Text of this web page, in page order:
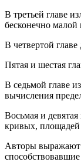
В третьей главе
бесконечно малой
В четвертой
Пятая и шестая
В седьмой главе
вычисления
Восьмая и
кривых,
Авторы выражают